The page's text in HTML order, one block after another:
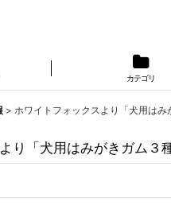
カテゴリ
> ホワイトフォックスより「犬用はみ
り「犬用はみがきガム３